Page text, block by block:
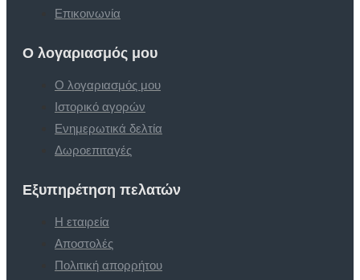
Επικοινωνία
Ο λογαριασμός μου
Ο λογαριασμός μου
Ιστορικό αγορών
Ενημερωτικά δελτία
Δωροεπιταγές
Εξυπηρέτηση πελατών
Η εταιρεία
Αποστολές
Πολιτική απορρήτου